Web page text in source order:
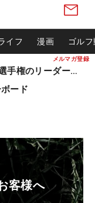
メルマガ登録
イフ 漫画 ゴル
松山英樹ら出場 ウィンダム選手権のリーダーボード
ード
客様へ